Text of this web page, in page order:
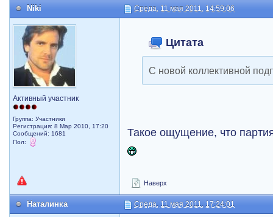
Niki Среда, 11 мая 2011, 14:59:06
Активный участник
Группа: Участники
Регистрация: 8 Мар 2010, 17:20
Сообщений: 1681
Пол:
Цитата
С новой коллективной
Такое ощущение, что
Наверх
Наталинка Среда, 11 мая 2011, 17:24:01